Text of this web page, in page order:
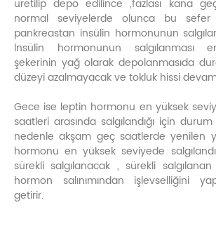
üretilip depo edilince ,fazlası kana
normal seviyelerde olunca bu
pankreastan insülin hormonunun
İnsülin hormonunun salgılanması
şekerinin yağ olarak depolanmasıda
düzeyi azalmayacak ve tokluk hissi
Gece ise leptin hormonu en yüksek
saatleri arasında salgılandığı için
nedenle akşam geç saatlerde yenilen
hormonu en yüksek seviyede
sürekli salgılanacak , sürekli
hormon salınımından işlevselliğini
getirir.